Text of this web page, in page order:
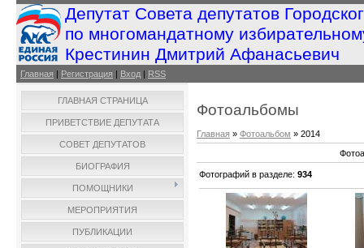
Депутат Совета депутатов
по многомандатному
Крестинин Дмитрий Афанасьевич
Главная | Регистрация | Вход | RSS
ГЛАВНАЯ СТРАНИЦА
ПРИВЕТСТВИЕ ДЕПУТАТА
СОВЕТ ДЕПУТАТОВ
БИОГРАФИЯ
ПОМОЩНИКИ
МЕРОПРИЯТИЯ
ПУБЛИКАЦИИ
Фотоальбомы
Главная » Фотоальбом » 2014
Фотографий в разделе: 934